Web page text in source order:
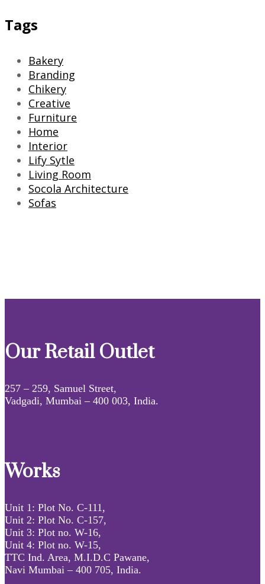
Tags
Bakery
Branding
Chikery
Creative
Furniture
Home
Interior
Lify Sytle
Living Room
Socola Architecture
Sofas
Our Retail Outlet
257 – 259, Samuel Street,
Vadgadi, Mumbai – 400 003, India.
Works
Unit 1: Plot No. C-111,
Unit 2: Plot No. C-157,
Unit 3: Plot no. W-16,
Unit 4: Plot no. W-15,
TTC Ind. Area, M.I.D.C Pawane,
Navi Mumbai – 400 705, India.